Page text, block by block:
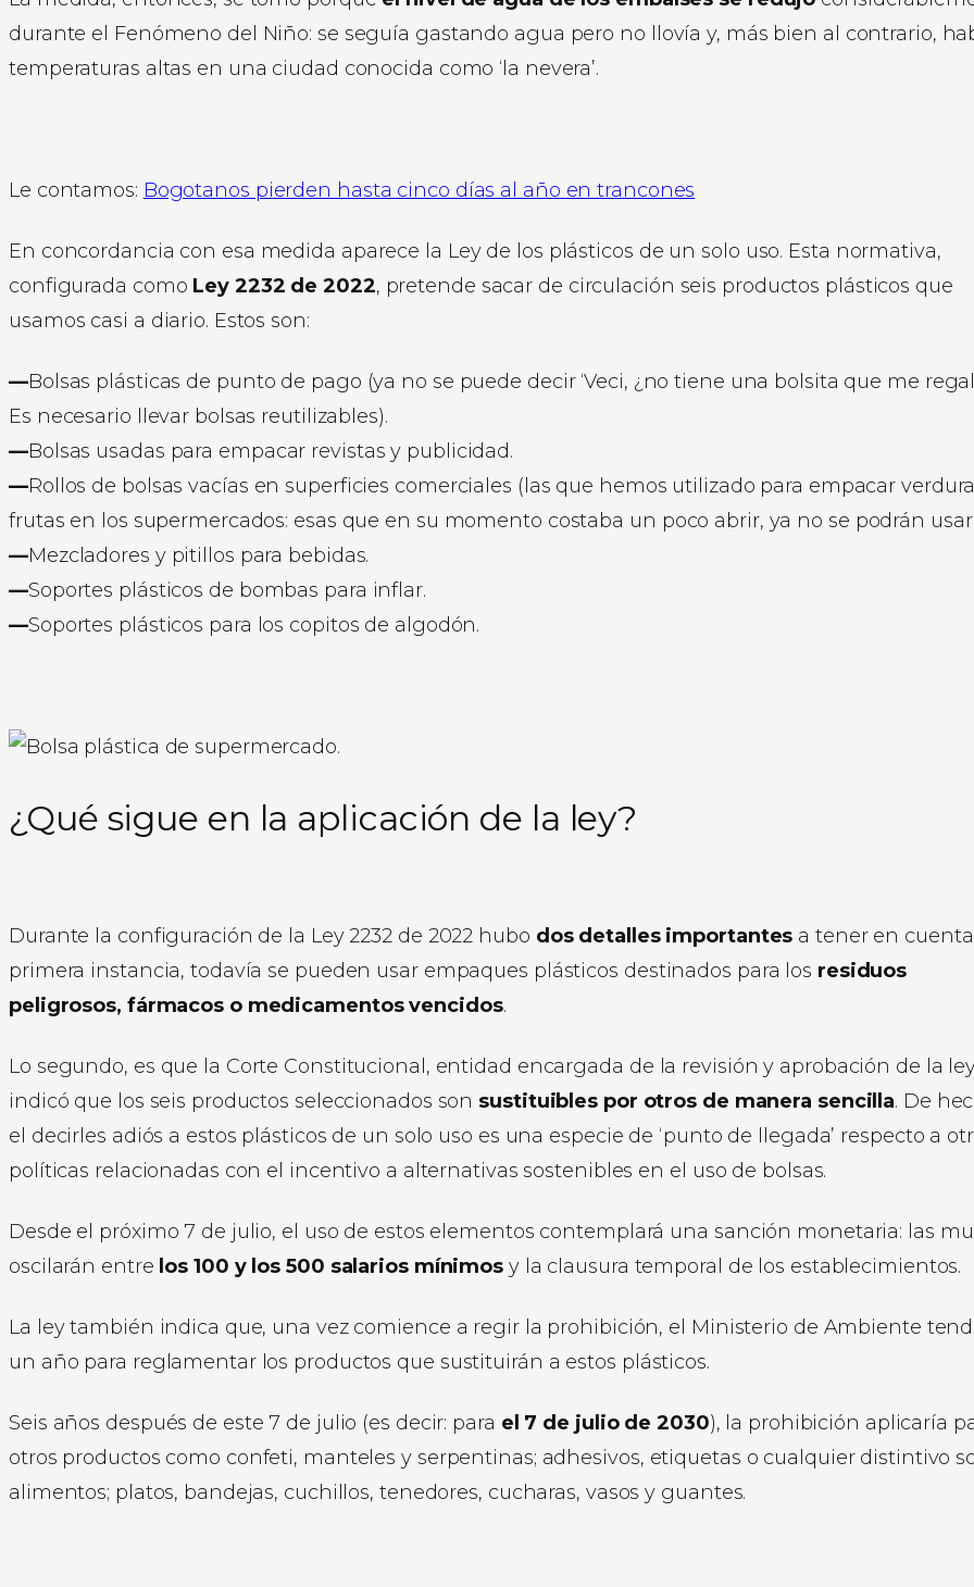
durante el Fenómeno del Niño: se seguía gastando agua pero no llovía y, más bien al contrario,
temperaturas altas en una ciudad conocida como ‘la nevera’.
Le contamos: Bogotanos pierden hasta cinco días al año en trancones
En concordancia con esa medida aparece la Ley de los plásticos de un solo uso. Esta normativa,
configurada como Ley 2232 de 2022, pretende sacar de circulación seis productos plásticos que
usamos casi a diario. Estos son:
—Bolsas plásticas de punto de pago (ya no se puede decir ‘Veci, ¿no tiene una bolsita que me
Es necesario llevar bolsas reutilizables).
—Bolsas usadas para empacar revistas y publicidad.
—Rollos de bolsas vacías en superficies comerciales (las que hemos utilizado para empacar
frutas en los supermercados: esas que en su momento costaba un poco abrir, ya no se podrán
—Mezcladores y pitillos para bebidas.
—Soportes plásticos de bombas para inflar.
—Soportes plásticos para los copitos de algodón.
¿Qué sigue en la aplicación de la ley?
Durante la configuración de la Ley 2232 de 2022 hubo dos detalles importantes a tener en
primera instancia, todavía se pueden usar empaques plásticos destinados para los residuos
peligrosos, fármacos o medicamentos vencidos.
Lo segundo, es que la Corte Constitucional, entidad encargada de la revisión y aprobación de la
indicó que los seis productos seleccionados son sustituibles por otros de manera sencilla. De
el decirles adiós a estos plásticos de un solo uso es una especie de ‘punto de llegada’ respecto a
políticas relacionadas con el incentivo a alternativas sostenibles en el uso de bolsas.
Desde el próximo 7 de julio, el uso de estos elementos contemplará una sanción monetaria: las
oscilarán entre los 100 y los 500 salarios mínimos y la clausura temporal de los establecimientos.
La ley también indica que, una vez comience a regir la prohibición, el Ministerio de Ambiente
un año para reglamentar los productos que sustituirán a estos plásticos.
Seis años después de este 7 de julio (es decir: para el 7 de julio de 2030), la prohibición aplicaría
otros productos como confeti, manteles y serpentinas; adhesivos, etiquetas o cualquier distintivo
alimentos; platos, bandejas, cuchillos, tenedores, cucharas, vasos y guantes.